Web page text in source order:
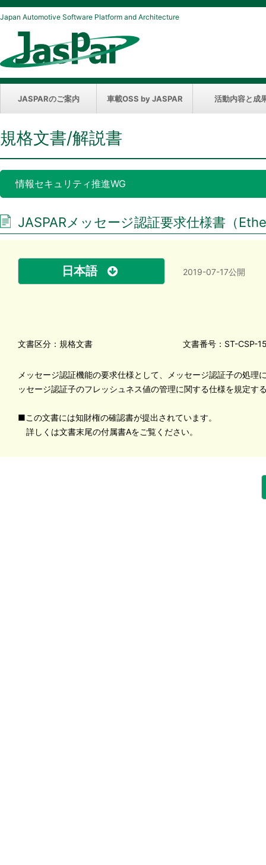
Japan Automotive Software Platform and Architecture
JASPARのご案内 車載OSS by JASPAR 活動内容と成
規格文書/解説書
情報セキュリティ推進WG
JASPARメッセージ認証要求仕様書（
日本語 2019-07-17公開
文書区分：規格文書 文書番号：ST-CSP-
メッセージ認証機能の要求仕様として、メッセージ認証子の処理
ッセージ認証子のフレッシュネス値の管理に関する仕様を規定す
■この文書には知財権の確認書が提出されています。
詳しくは文書末尾の付属書Aをご覧ください。